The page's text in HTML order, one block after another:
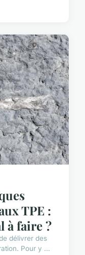
TPE :
à faire ?
délivrer des
Pour y ...